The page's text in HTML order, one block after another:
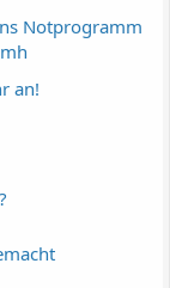
Notprogramm
an!